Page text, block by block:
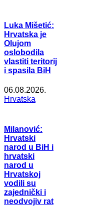
Luka Mišetić:
Hrvatska je
Olujom
oslobodila
vlastiti teritorij
i spasila BiH
06.08.2026.
Hrvatska
Milanović:
Hrvatski
narod u BiH i
hrvatski
narod u
Hrvatskoj
vodili su
zajednički i
neodvojiv rat